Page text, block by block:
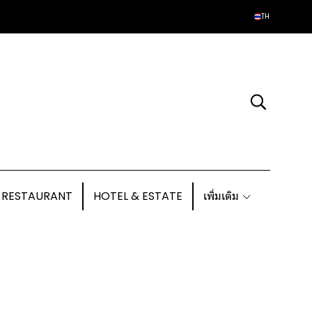
TH
HOTEL & ESTATE เพิ่มเติม